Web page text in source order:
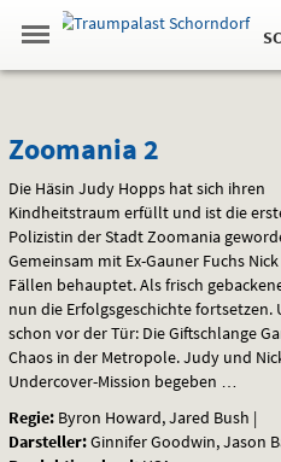
Springe
zum
,zum
.
Navigation
Gehe
zur
Standortauswahl
Hinweis
Zoomania
2
Zoomania 2
Die Häsin Judy Hopps hat sich ihren
Kindheitstraum erfüllt und ist die
Polizistin der Stadt Zoomania
Gemeinsam mit Ex-Gauner Fuchs
Fällen behauptet. Als frisch
nun die Erfolgsgeschichte
schon vor der Tür: Die Giftschlange
Chaos in der Metropole. Judy und
Undercover-Mission begeben …
Regie: Byron Howard, Jared Bush |
Darsteller:Ginnifer Goodwin, Jason